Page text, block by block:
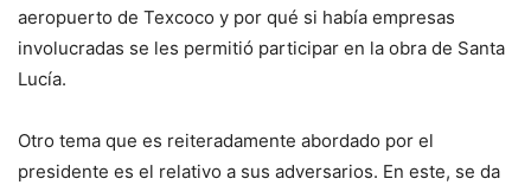
aeropuerto de Texcoco y por qué si había empresas
involucradas se les permitió participar en la obra de Santa
Lucía.
Otro tema que es reiteradamente abordado por el
presidente es el relativo a sus adversarios. En este, se da